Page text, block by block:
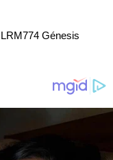
Génesis